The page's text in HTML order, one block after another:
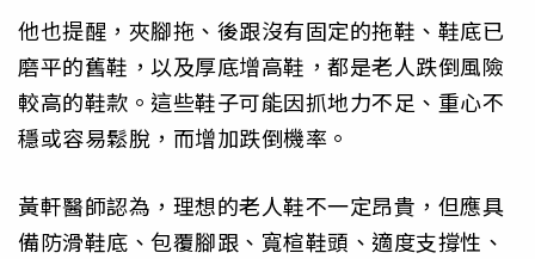
他也提醒，夾腳拖、後跟沒有固定的拖鞋、鞋底已
磨平的舊鞋，以及厚底增高鞋，都是老人跌倒風險
較高的鞋款。這些鞋子可能因抓地力不足、重心不
穩或容易鬆脫，而增加跌倒機率。
黃軒醫師認為，理想的老人鞋不一定昂貴，但應具
備防滑鞋底、包覆腳跟、寬楦鞋頭、適度支撐性、